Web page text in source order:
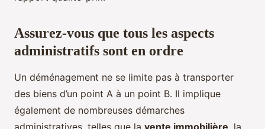
Assurez-vous que tous les aspects
administratifs sont en ordre
Un déménagement ne se limite pas à transporter
des biens d’un point A à un point B. Il implique
également de nombreuses démarches